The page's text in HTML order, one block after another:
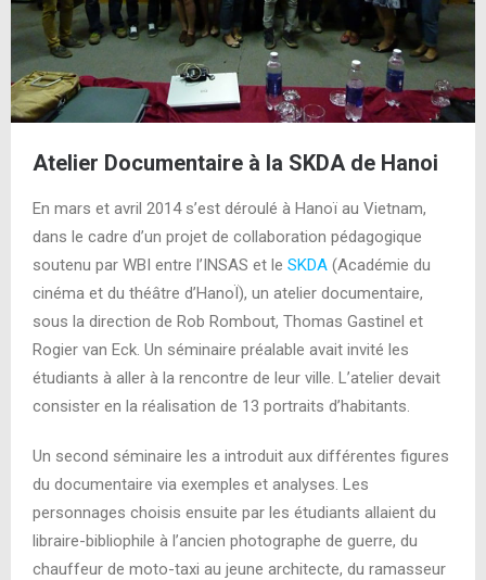
Atelier Documentaire à la SKDA de Hanoi
En mars et avril 2014 s’est déroulé à Hanoï au Vietnam,
dans le cadre d’un projet de collaboration pédagogique
soutenu par WBI entre l’INSAS et le SKDA (Académie du
cinéma et du théâtre d’HanoÏ), un atelier documentaire,
sous la direction de Rob Rombout, Thomas Gastinel et
Rogier van Eck. Un séminaire préalable avait invité les
étudiants à aller à la rencontre de leur ville. L’atelier devait
consister en la réalisation de 13 portraits d’habitants.
Un second séminaire les a introduit aux différentes figures
du documentaire via exemples et analyses. Les
personnages choisis ensuite par les étudiants allaient du
libraire-bibliophile à l’ancien photographe de guerre, du
chauffeur de moto-taxi au jeune architecte, du ramasseur